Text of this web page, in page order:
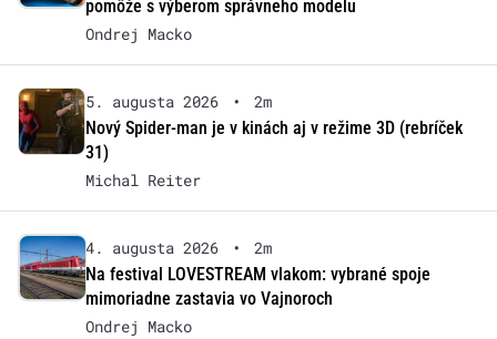
pomôže s výberom správneho modelu
Ondrej Macko
5. augusta 2026 •
2m
Nový Spider-man je v kinách aj v režime 3D (rebríček
31)
Michal Reiter
4. augusta 2026 •
2m
Na festival LOVESTREAM vlakom: vybrané spoje
mimoriadne zastavia vo Vajnoroch
Ondrej Macko